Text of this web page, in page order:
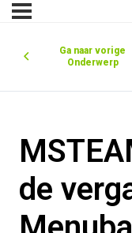
Ga naar vorige
Onderwerp
de